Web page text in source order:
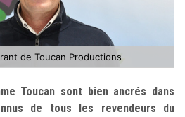
de Toucan Productions
Toucan sont bien ancrés dans
de tous les revendeurs du